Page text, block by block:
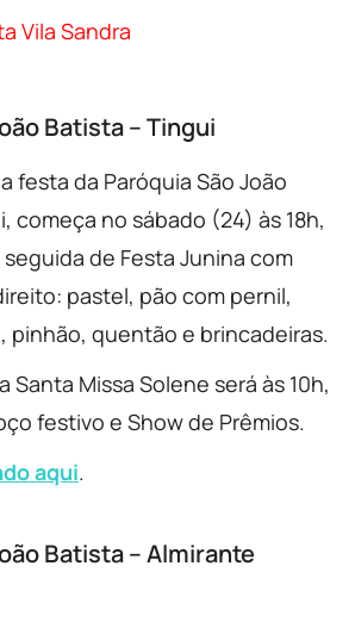
Batista – Tingui
festa da Paróquia São João
começa no sábado (24) às 18h,
de Festa Junina com
pastel, pão com pernil,
pinhão, quentão e brincadeiras.
Santa Missa Solene será às 10h,
festivo e Show de Prêmios.
aqui.
Batista – Almirante